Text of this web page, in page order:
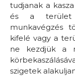
tudjanak a
és a terület
munkavégzés
kifelé vagy a
ne kezdjük a
szigetek